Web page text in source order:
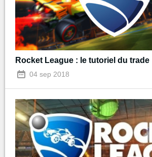
Rocket League : le tutoriel du trade
04 sep 2018